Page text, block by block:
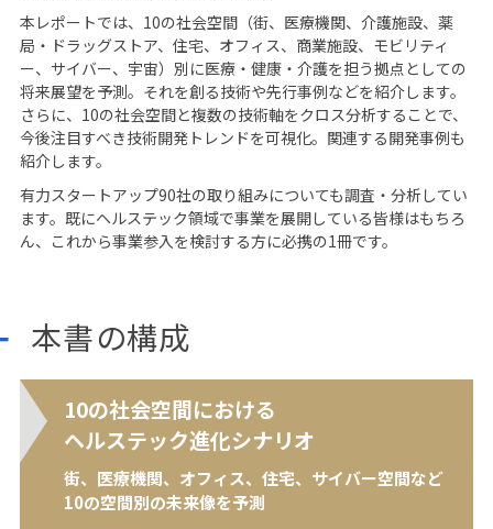
本レポートでは、10の社会空間（街、医療機関、介護施設、薬
局・ドラッグストア、住宅、オフィス、商業施設、モビリティ
ー、サイバー、宇宙）別に医療・健康・介護を担う拠点としての
将来展望を予測。それを創る技術や先行事例などを紹介します。
さらに、10の社会空間と複数の技術軸をクロス分析することで、
今後注目すべき技術開発トレンドを可視化。関連する開発事例も
紹介します。
有力スタートアップ90社の取り組みについても調査・分析してい
ます。既にヘルステック領域で事業を展開している皆様はもちろ
ん、これから事業参入を検討する方に必携の1冊です。
本書の構成
10の社会空間における
ヘルステック進化シナリオ
街、医療機関、オフィス、住宅、サイバー空間など
10の空間別の未来像を予測